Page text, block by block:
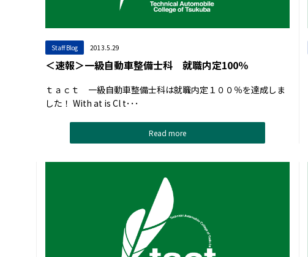
Staff Blog 2013.5.29
＜速報＞一級自動車整備士科 就職内定100％
ｔａｃｔ 一級自動車整備士科は就職内定１００％を達成しま
した！ With at is Cl t･･･
Read more